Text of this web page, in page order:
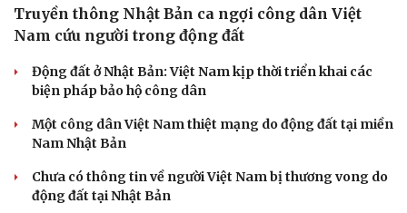
Truyền thông Nhật Bản ca ngợi công dân Việt
Nam cứu người trong động đất
Động đất ở Nhật Bản: Việt Nam kịp thời triển khai các
biện pháp bảo hộ công dân
Một công dân Việt Nam thiệt mạng do động đất tại miền
Nam Nhật Bản
Chưa có thông tin về người Việt Nam bị thương vong do
động đất tại Nhật Bản